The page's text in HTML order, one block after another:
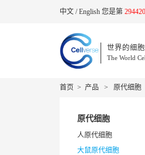
中文 /English 您是第
世界的细胞
The World
首页 > 产品 > 原代细胞
原代细胞
人原代细胞
大鼠原代细胞